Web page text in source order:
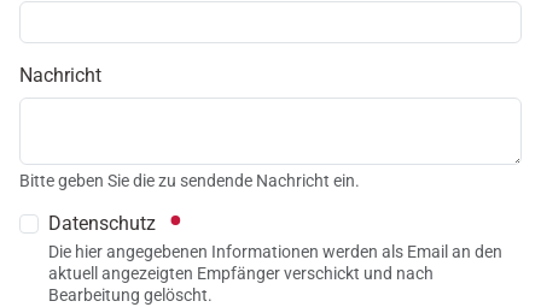
Nachricht
Bitte geben Sie die zu sendende Nachricht ein.
Datenschutz
Die hier angegebenen Informationen werden als Email an den
aktuell angezeigten Empfänger verschickt und nach
Bearbeitung gelöscht.